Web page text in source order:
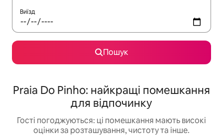
Виїзд
Пошук
Praia Do Pinho: найкращі помешкання
для відпочинку
Гості погоджуються: ці помешкання мають високі
оцінки за розташування, чистоту та інше.